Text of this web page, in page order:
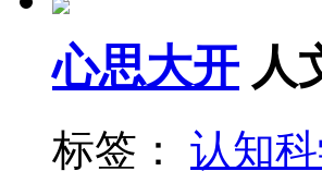
心思大开 人
标签： 认知